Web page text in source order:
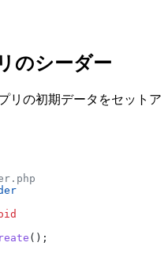
のシーダー
リの初期データをセットア
();